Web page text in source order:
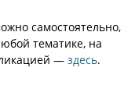
самостоятельно,
тематике, на
— здесь.